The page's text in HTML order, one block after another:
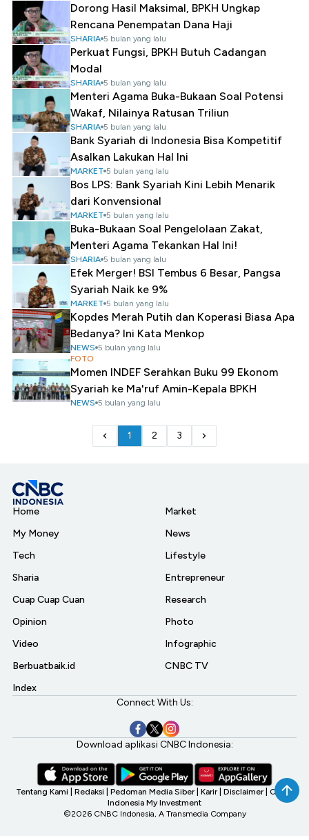
Dorong Hasil Maksimal, BPKH Ungkap
Rencana Penempatan Dana Haji
SHARIA 5 bulan yang lalu
Perkuat Fungsi, BPKH Butuh Cadangan
Modal
SHARIA 5 bulan yang lalu
Menteri Agama Buka-Bukaan Soal Potensi
Wakaf, Nilainya Ratusan Triliun
SHARIA 5 bulan yang lalu
Bank Syariah di Indonesia Bisa Kompetitif
Asalkan Lakukan Hal Ini
MARKET 5 bulan yang lalu
Bos LPS: Bank Syariah Kini Lebih Menarik
dari Konvensional
MARKET 5 bulan yang lalu
Buka-Bukaan Soal Pengelolaan Zakat,
Menteri Agama Tekankan Hal Ini!
SHARIA 5 bulan yang lalu
Efek Merger! BSI Tembus 6 Besar, Pangsa
Syariah Naik ke 9%
MARKET 5 bulan yang lalu
Kopdes Merah Putih dan Koperasi Biasa Apa
Bedanya? Ini Kata Menkop
NEWS 5 bulan yang lalu
FOTO
Momen INDEF Serahkan Buku 99 Ekonom
Syariah ke Ma'ruf Amin-Kepala BPKH
NEWS 5 bulan yang lalu
1 2 3
Home
My Money
Tech
Sharia
Cuap Cuap Cuan
Opinion
Video
Berbuatbaik.id
Index
Market
News
Lifestyle
Entrepreneur
Research
Photo
Infographic
CNBC TV
Connect With Us:
Download aplikasi CNBC Indonesia:
Tentang Kami Redaksi Pedoman Media Siber Karir Disclaimer CNBC
Indonesia My Investment
©2026 CNBC Indonesia, A Transmedia Company